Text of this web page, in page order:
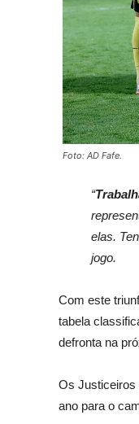
Foto: AD Fafe.
“
elas.
jogo.
Com este
tabela
defronta na
Os Justiceiros
ano para o